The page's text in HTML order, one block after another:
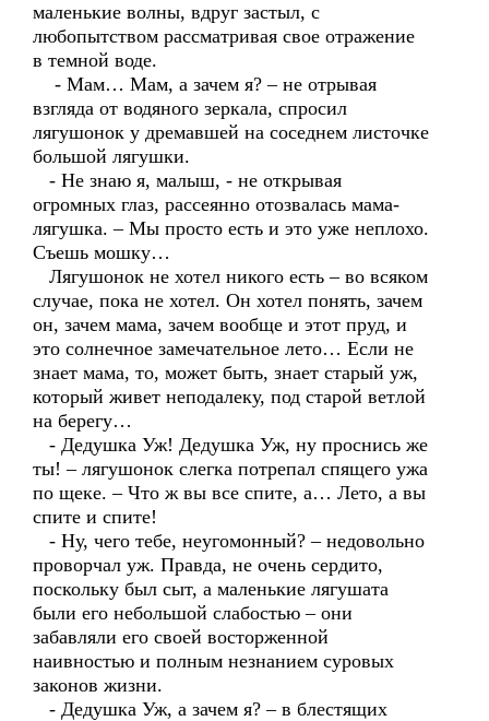
маленькие волны, вдруг застыл, с
любопытством рассматривая свое отражение
в темной воде.
- Мам… Мам, а зачем я? – не отрывая
взгляда от водяного зеркала, спросил
лягушонок у дремавшей на соседнем листочке
большой лягушки.
- Не знаю я, малыш, - не открывая
огромных глаз, рассеянно отозвалась мама-
лягушка. – Мы просто есть и это уже неплохо.
Съешь мошку…
Лягушонок не хотел никого есть – во всяком
случае, пока не хотел. Он хотел понять, зачем
он, зачем мама, зачем вообще и этот пруд, и
это солнечное замечательное лето… Если не
знает мама, то, может быть, знает старый уж,
который живет неподалеку, под старой ветлой
на берегу…
- Дедушка Уж! Дедушка Уж, ну проснись же
ты! – лягушонок слегка потрепал спящего ужа
по щеке. – Что ж вы все спите, а… Лето, а вы
спите и спите!
- Ну, чего тебе, неугомонный? – недовольно
проворчал уж. Правда, не очень сердито,
поскольку был сыт, а маленькие лягушата
были его небольшой слабостью – они
забавляли его своей восторженной
наивностью и полным незнанием суровых
законов жизни.
- Дедушка Уж, а зачем я? – в блестящих